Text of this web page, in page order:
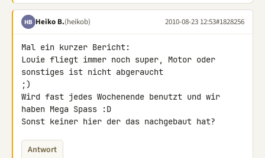
HB Heiko B.(heikob) 2010-08-23 12:53#1828256
Mal ein kurzer Bericht:
Louie fliegt immer noch super, Motor oder
sonstiges ist nicht abgeraucht
;)
Wird fast jedes Wochenende benutzt und wir
haben Mega Spass :D
Sonst keiner hier der das nachgebaut hat?
Antwort